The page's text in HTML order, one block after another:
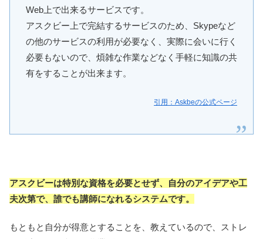
Web上で出来るサービスです。
アスクビー上で完結するサービスのため、Skypeなど
の他のサービスの利用が必要なく、実際に会いに行く
必要もないので、煩雑な作業などなく手軽に知識の共
有をすることが出来ます。
引用：Askbeの公式ページ
アスクビーは特別な資格を必要とせず、自分のアイデアや工
夫次第で、誰でも講師になれるシステムです。
もともと自分が得意とすることを、教えているので、ストレ